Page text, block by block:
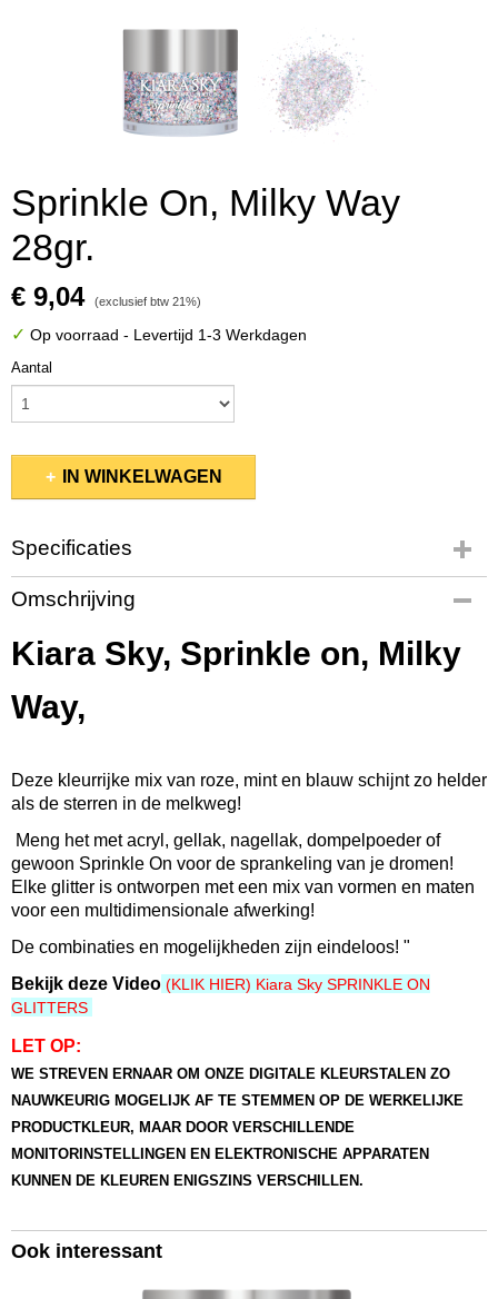
Sprinkle On, Milky Way
28gr.
€ 9,04 (exclusief btw 21%)
✓ Op voorraad - Levertijd 1-3 Werkdagen
Aantal
IN WINKELWAGEN
Specificaties
Productcode
KSSP233
EAN code
600300692239
SP233
Afmetingen (l,b,h)
5 x 5 x 4,50 cm
Omschrijving
Kiara Sky, Sprinkle on, Milky
Way,
Deze kleurrijke mix van roze, mint en blauw schijnt zo helder
als de sterren in de melkweg!
Meng het met acryl, gellak, nagellak, dompelpoeder of
gewoon Sprinkle On voor de sprankeling van je dromen!
Elke glitter is ontworpen met een mix van vormen en maten
voor een multidimensionale afwerking!
De combinaties en mogelijkheden zijn eindeloos! "
Bekijk deze Video (KLIK HIER) Kiara Sky SPRINKLE ON
GLITTERS
LET OP:
WE STREVEN ERNAAR OM ONZE DIGITALE KLEURSTALEN ZO
NAUWKEURIG MOGELIJK AF TE STEMMEN OP DE WERKELIJKE
PRODUCTKLEUR, MAAR DOOR VERSCHILLENDE
MONITORINSTELLINGEN EN ELEKTRONISCHE APPARATEN
KUNNEN DE KLEUREN ENIGSZINS VERSCHILLEN.
Ook interessant